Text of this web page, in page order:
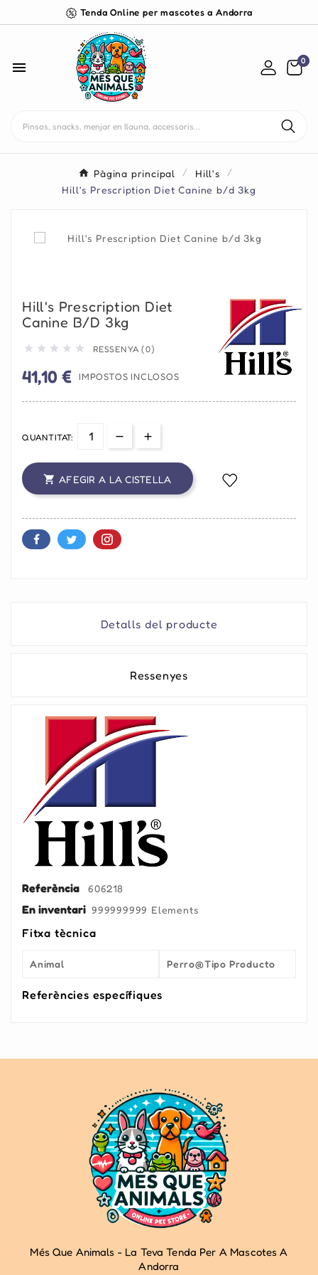
Tenda Online per mascotes a Andorra
 0
Pàgina principal
Hill's
Hill's Prescription Diet Canine b/d 3kg
Hill's Prescription Diet
Canine B/d 3kg
     RESSENYA (0)
41,10 € IMPOSTOS INCLOSOS
QUANTITAT:
 AFEGIR A LA CISTELLA
Detalls del producte
Ressenyes
Referència 606218
En inventari 999999999 Elements
Fitxa tècnica
Animal Perro@Tipo Producto
Referències específiques
Més Que Animals - La Teva Tenda Per A Mascotes A
Andorra